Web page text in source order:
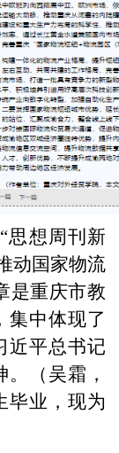
思想周刊新
动国家物流
是重庆市教
集中体现了
近平总书记
（吴霜，
毕业，现为